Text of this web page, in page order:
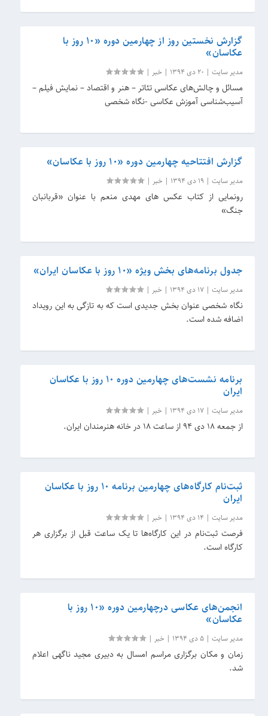
گزارش نخستین روز از چهارمین دوره «۱۰ روز با
عکاسان»
مدیر سایت | 20 دی 1394 | خبر |
مسائل و چالش‌های عکاسی تئا‌تر – هنر و اقتصاد – نمایش فیلم –
آسیب‌شناسی آموزش عکاسی -نگاه شخصی
گزارش افتتاحیه چهارمین دوره «۱۰ روز با عکاسان»
مدیر سایت |19 دی 1394 | خبر |
رونمایی از کتاب عکس های مهدی منعم با عنوان «قربانبان
جنگ»
جدول برنامه‌های بخش ویژه «۱۰ روز با عکاسان ایران»
مدیر سایت |17 دی 1394 | خبر |
نگاه شخصى عنوان بخش جدیدى است که به تازگی به این رویداد
اضافه شده است.
برنامه‌ نشست‌های چهارمین دوره ۱۰ روز با عکاسان
ایران
مدیر سایت |17 دی 1394 | خبر |
از جمعه ۱۸ دی ۹۴ از ساعت ۱۸ در خانه هنرمندان ایران.
ثبت‌نام کارگاه‌های چهارمین برنامه ۱۰ روز با عکاسان
ایران
مدیر سایت | 14 دی 1394 | خبر |
فرصت ثبت‌نام در این کارگاه‌ها تا یک ساعت قبل از برگزاری هر
کارگاه است.
انجمن‌های عکاسی درچهارمین دوره «۱۰ روز با
عکاسان»
مدیر سایت |5 دی 1394 | خبر |
زمان و مکان برگزاری مراسم امسال به دبیری مجید ناگهی اعلام
شد.